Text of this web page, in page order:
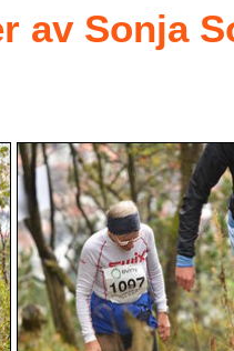
av Sonja